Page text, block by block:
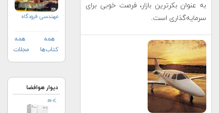
به عنوان بکرترین بازار، فرصت خوبی برای
سرمایه‌گذاری است.
مهندسي فرودگاه
همه
کتاب‌ها
همه
مجلات
دیوار هوافضا